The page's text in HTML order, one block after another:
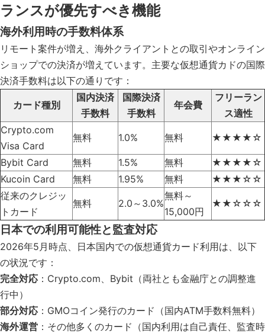
ランスが優先すべき機能
海外利用時の手数料体系
リモート案件が増え、海外クライアントとの取引やオンライン
ショップでの決済が増えています。主要な仮想通貨カドの国際
決済手数料は以下の通りです：
カード種別
国内決済
手数料
国際決済
手数料
年会費
フリーラン
ス適性
Crypto.com
Visa Card
無料 1.0% 無料 ★★★★☆
Bybit Card 無料 1.5% 無料
★★★★☆
Kucoin Card
無料 1.95% 無料
★★★☆☆
従来のクレジッ
トカード
無料 2.0～3.0%
無料～
15,000円
★★☆☆☆
日本での利用可能性と監査対応
2026年5月時点、日本国内での仮想通貨カード利用は、以下
の状況です：
完全対応 ：Crypto.com、Bybit（両社とも金融庁との調整進
行中）
部分対応 ：GMOコイン発行のカード（国内ATM手数料無料）
海外運営 ：その他多くのカード（国内利用は自己責任、監査時